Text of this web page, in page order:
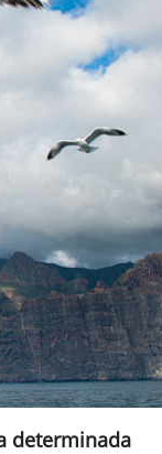
determinada